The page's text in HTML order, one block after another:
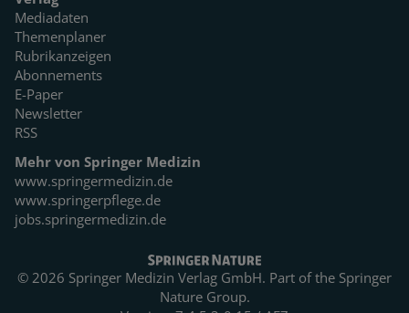
Mediadaten
Themenplaner
Rubrikanzeigen
Abonnements
E-Paper
Newsletter
RSS
Mehr von Springer Medizin
www.springermedizin.de
www.springerpflege.de
jobs.springermedizin.de
© 2026 Springer Medizin Verlag GmbH. Part of the Springer
Nature Group.